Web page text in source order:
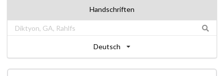
Handschriften
Deutsch